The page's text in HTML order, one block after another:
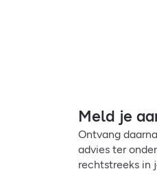
Meld je
Ontvang
advies ter
rechtstreeks in